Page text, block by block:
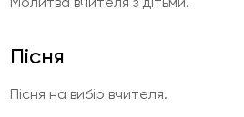
Молитва вчителя з дітьми.
Пісня
Пісня на вибір вчителя.